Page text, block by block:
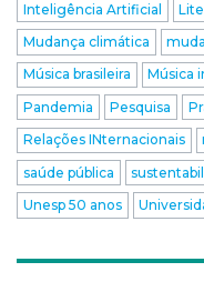
Inteligência Artificial
Mudança climática
Música brasileira
Música
Pandemia
Pesquisa
Relações INternacionais
saúde pública
Unesp 50 anos